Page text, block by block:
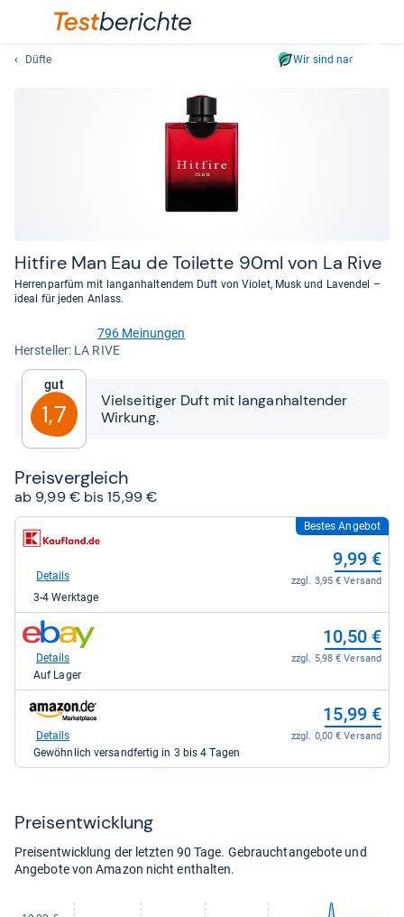
und
Düfte Wir sind nachhaltig
Hit­fire Man Eau de Toi­lette 90ml von La Rive
Herrenparfüm mit langanhaltendem Duft von Violet, Musk und Lavendel –
ideal für jeden Anlass.
von
Sternen
796 Meinungen
Her­stel­ler: LA RIVE
Gut
1,7
Vielseitiger Duft mit langanhaltender
Wirkung.
Preis­ver­gleich
ab 9,99 € bis 15,99 €
zum
Shop:
Kaufland
9,99
kaufen.
Bestes Angebot
9,99 €
zzgl. 3,95 € Versand
Details
3-4 Werktage
zum
Shop:
eBay
kaufen.
10,50 €
zzgl. 5,98 € Versand
Details
Auf Lager
zum
Shop:
Amazon.de
15,99 €
zzgl. 0,00 € Versand
Details
Gewöhnlich versandfertig in 3 bis 4 Tagen
Preis­ent­wick­lung
Preisentwicklung der letzten 90 Tage. Gebrauchtangebote und
Angebote von Amazon nicht enthalten.